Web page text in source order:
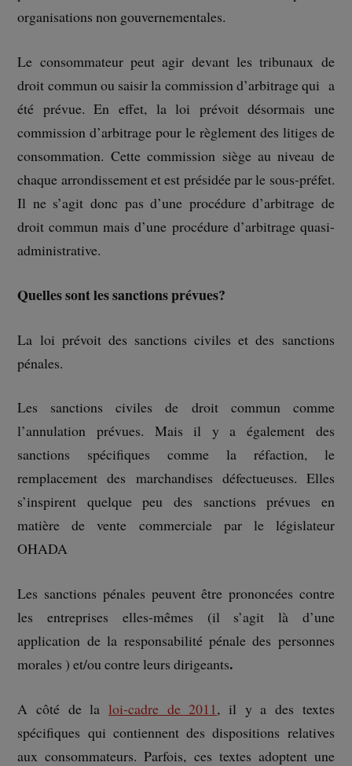
organisations non gouvernementales.
Le consommateur peut agir devant les tribunaux de
droit commun ou saisir la commission d’arbitrage qui a
été prévue. En effet, la loi prévoit désormais une
commission d’arbitrage pour le règlement des litiges de
consommation. Cette commission siège au niveau de
chaque arrondissement et est présidée par le sous-préfet.
Il ne s’agit donc pas d’une procédure d’arbitrage de
droit commun mais d’une procédure d’arbitrage quasi-
administrative.
Quelles sont les sanctions prévues?
La loi prévoit des sanctions civiles et des sanctions
pénales.
Les sanctions civiles de droit commun comme
l’annulation prévues. Mais il y a également des
sanctions spécifiques comme la réfaction, le
remplacement des marchandises défectueuses. Elles
s’inspirent quelque peu des sanctions prévues en
matière de vente commerciale par le législateur
OHADA
Les sanctions pénales peuvent être prononcées contre
les entreprises elles-mêmes (il s’agit là d’une
application de la responsabilité pénale des personnes
morales ) et/ou contre leurs dirigeants.
A côté de laloi-cadre de 2011, il y a des textes
spécifiques qui contiennent des dispositions relatives
aux consommateurs. Parfois, ces textes adoptent une